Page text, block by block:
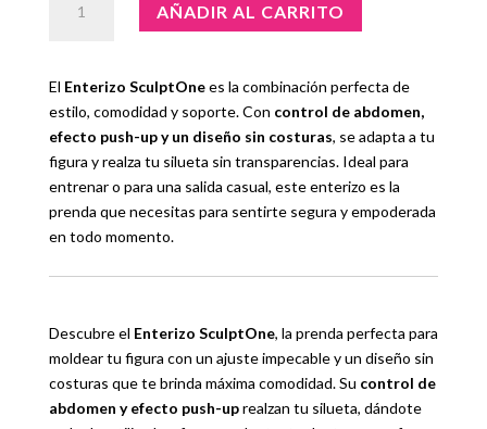
SculptOne
AÑADIR AL CARRITO
El Enterizo SculptOnees la combinación perfecta de
estilo, comodidad y soporte. Con control de abdomen,
efecto push-up y un diseño sin costuras, se adapta a tu
figura y realza tu silueta sin transparencias. Ideal para
entrenar o para una salida casual, este enterizo es la
prenda que necesitas para sentirte segura y empoderada
en todo momento.
Descubre el Enterizo SculptOne, la prenda perfecta para
moldear tu figura con un ajuste impecable y un diseño sin
costuras que te brinda máxima comodidad. Su control de
abdomen y efecto push-uprealzan tu silueta, dándote